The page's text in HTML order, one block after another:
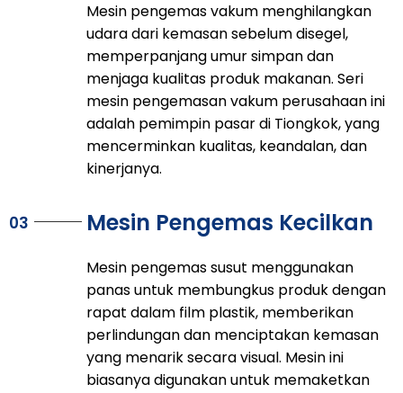
Mesin pengemas vakum menghilangkan
udara dari kemasan sebelum disegel,
memperpanjang umur simpan dan
menjaga kualitas produk makanan. Seri
mesin pengemasan vakum perusahaan ini
adalah pemimpin pasar di Tiongkok, yang
mencerminkan kualitas, keandalan, dan
kinerjanya.
03 Mesin Pengemas Kecilkan
Mesin pengemas susut menggunakan
panas untuk membungkus produk dengan
rapat dalam film plastik, memberikan
perlindungan dan menciptakan kemasan
yang menarik secara visual. Mesin ini
biasanya digunakan untuk memaketkan